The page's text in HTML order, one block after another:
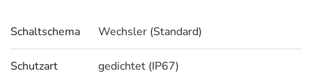
Schaltschema Wechsler (Standard)
Schutzart gedichtet (IP67)